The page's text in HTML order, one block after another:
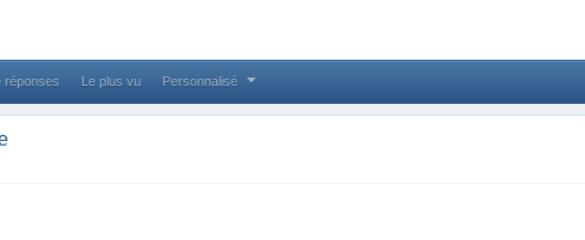
réponses Le plus vu Personnalisé